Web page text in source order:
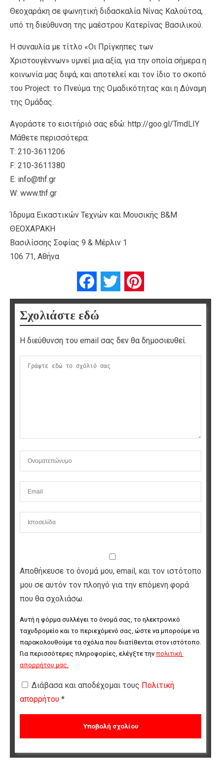
Θεοχαράκη σε φωνητική διδασκαλία Νίνας Καλούτσα,
υπό τη διεύθυνση της μαέστρου Κατερίνας Βασιλικού.
Η συναυλία με τίτλο «Οι Πρίγκηπες των
Χριστουγέννων» υμνεί μια αξία, για την οποία σήμερα η
κοινωνία μας διψά, και αποτελεί και τον ίδιο το σκοπό
του Project: το Πνεύμα της Ομαδικότητας και η Δύναμη
της Ομάδας.
Αγοράστε το εισιτήριό σας εδώ: http://goo.gl/TmdLIY
Μάθετε περισσότερα:
Τ: 210-3611206
F: 210-3611380
E: info@thf.gr
W: www.thf.gr
Ίδρυμα Εικαστικών Τεχνών και Μουσικής Β&Μ
ΘΕΟΧΑΡΑΚΗ
Βασιλίσσης Σοφίας 9 & Μέρλιν 1
106 71, Αθήνα
FacebookTwitter
Σχολιάστε εδώ
Η διεύθυνση του email σας δεν θα δημοσιευθεί.
Αποθήκευσε το όνομά μου, email, και τον ιστότοπο
μου σε αυτόν τον πλοηγό για την επόμενη φορά
που θα σχολιάσω.
Αυτή η φόρμα συλλέγει το όνομά σας, το ηλεκτρονικό
ταχυδρομείο και το περιεχόμενό σας, ώστε να μπορούμε να
παρακολουθούμε τα σχόλια που διατίθενται στον ιστότοπο.
Για περισσότερες πληροφορίες, ελέγξτε την πολιτική
απορρήτου μας.
Διάβασα και αποδέχομαι τους Πολιτική
απορρήτου *